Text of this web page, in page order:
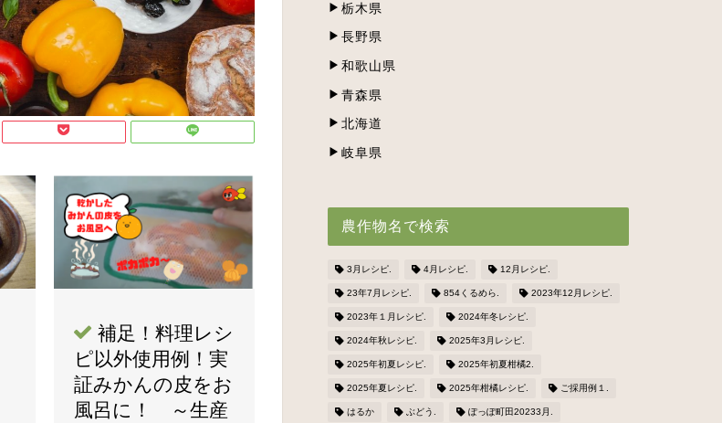
補足！料理レシ
ピ以外使用例！実
証みかんの皮をお
風呂に！ ～生産
栃木県
長野県
和歌山県
青森県
北海道
岐阜県
農作物名で検索
3月レシピ. 4月レシピ. 12月レシピ.
23年7月レシピ. 854くるめら. 2023年12月レシピ.
2023年１月レシピ. 2024年冬レシピ.
2024年秋レシピ. 2025年3月レシピ.
2025年初夏レシピ. 2025年初夏柑橘2.
2025年夏レシピ. 2025年柑橘レシピ. ご採用例１.
はるか ぶどう. ぽっぽ町田20233月.